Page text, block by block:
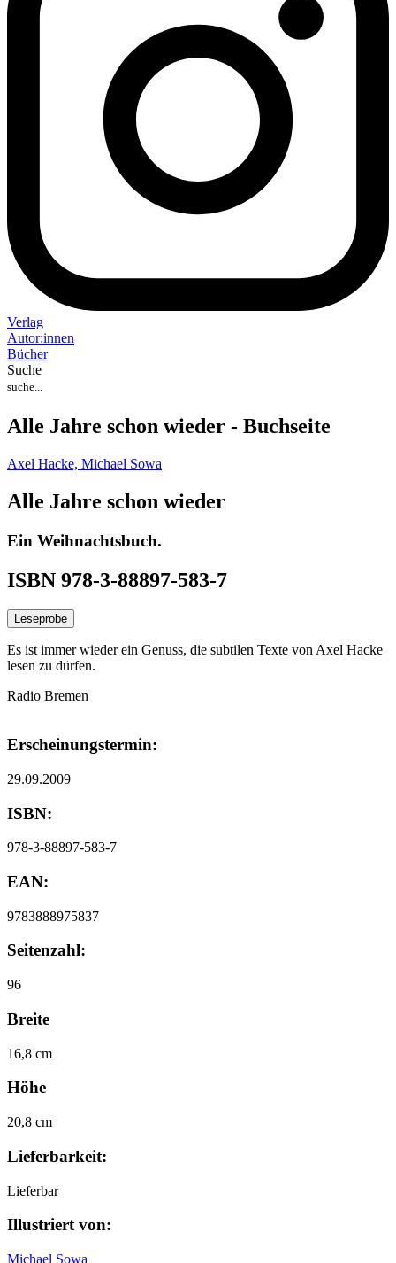
Verlag
Autor:innen
Bücher
Suche
Alle Jahre schon wieder - Buchseite
Axel Hacke, Michael Sowa
Alle Jahre schon wieder
Ein Weihnachtsbuch.
ISBN 978-3-88897-583-7
Leseprobe
Es ist immer wieder ein Genuss, die subtilen Texte von Axel Hacke
lesen zu dürfen.
Radio Bremen
Erscheinungstermin:
29.09.2009
ISBN:
978-3-88897-583-7
EAN:
9783888975837
Seitenzahl:
96
Breite
16,8 cm
Höhe
20,8 cm
Lieferbarkeit:
Lieferbar
Illustriert von:
Michael Sowa